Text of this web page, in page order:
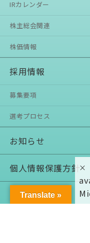
IRカレンダー
株主総会関連
株価情報
採用情報
募集要項
選考プロセス
お知らせ
個⼈情報保護⽅針
お問い合わせ
Translate »